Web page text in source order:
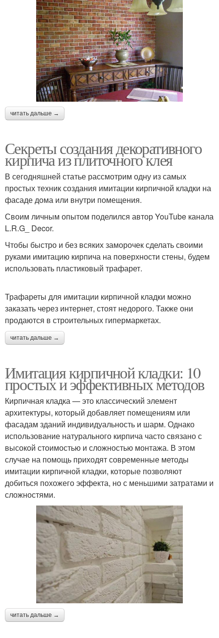
читать дальше →
Секреты создания декоративного
кирпича из плиточного клея
В сегодняшней статье рассмотрим одну из самых
простых техник создания имитации кирпичной кладки на
фасаде дома или внутри помещения.
Своим личным опытом поделился автор YouTube канала
L.R.G_ Decor.
Чтобы быстро и без всяких заморочек сделать своими
руками имитацию кирпича на поверхности стены, будем
использовать пластиковый трафарет.
Трафареты для имитации кирпичной кладки можно
заказать через интернет, стоят недорого. Также они
продаются в строительных гипермаркетах.
читать дальше →
Имитация кирпичной кладки: 10
простых и эффективных методов
Кирпичная кладка — это классический элемент
архитектуры, который добавляет помещениям или
фасадам зданий индивидуальность и шарм. Однако
использование натурального кирпича часто связано с
высокой стоимостью и сложностью монтажа. В этом
случае на помощь приходят современные методы
имитации кирпичной кладки, которые позволяют
добиться похожего эффекта, но с меньшими затратами и
сложностями.
читать дальше →